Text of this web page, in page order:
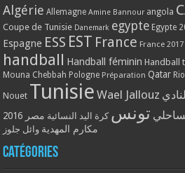
Algérie Allemagne Amine Bannour angola
Coupe de Tunisie Danemark egypte Egypte
Espagne ESS EST France France 2017
handball Handball féminin Handball
Mouna Chebbah Pologne Préparation Qatar
Nouet Tunisie Wael Jallouz
تونس كرة اليد النسائية مصر 2016
مكارم المهدية وائل جلوز
Catégories